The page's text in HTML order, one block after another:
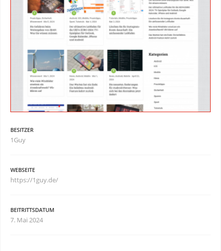
BESITZER
1Guy
WEBSEITE
https://1guy.de/
BEITRITTSDATUM
7. Mai 2024